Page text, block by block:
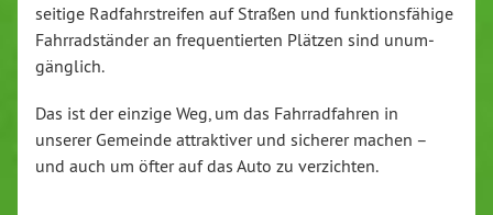
sei­ti­ge Rad­fahr­strei­fen auf Straßen und funk­ti­ons­fä­hi­ge
Fahr­rad­stän­der an fre­quen­tier­ten Plätzen sind un­um­
gäng­lich.
Das ist der einzige Weg, um das Fahr­rad­fah­ren in
unserer Gemeinde at­trak­ti­ver und sicherer machen –
und auch um öfter auf das Auto zu ver­zich­ten.